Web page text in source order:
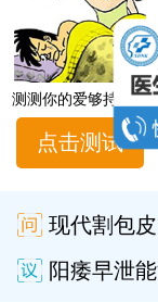
测测你的爱够持久吗
点击测试
现代割包
阳痿早泄